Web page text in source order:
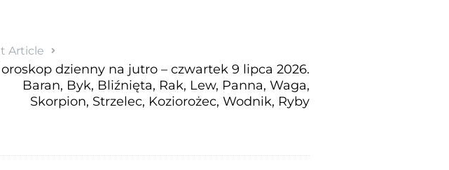
Article
dzienny na jutro – czwartek 9 lipca 2026.
Baran, Byk, Bliźnięta, Rak, Lew, Panna, Waga,
Skorpion, Strzelec, Koziorożec, Wodnik, Ryby